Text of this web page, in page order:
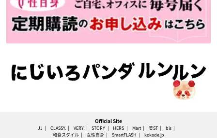
Official Site
JJ CLASSY. VERY STORY HERS Mart 美ST
bis
和食スタイル
女性自身 SmartFLASH kokode.jp